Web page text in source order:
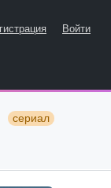
Войти
сериал